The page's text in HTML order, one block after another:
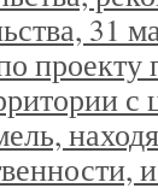
31
проекту
с